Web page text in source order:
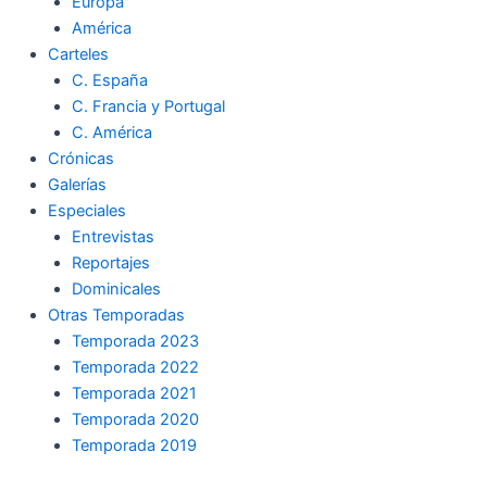
América
Carteles
C. España
C. Francia y Portugal
C. América
Crónicas
Galerías
Especiales
Entrevistas
Reportajes
Dominicales
Otras Temporadas
Temporada 2023
Temporada 2022
Temporada 2021
Temporada 2020
Temporada 2019